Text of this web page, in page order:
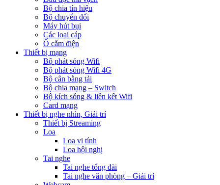
Bộ chia tín hiệu
Bộ chuyển đổi
Máy hút bụi
Các loại cáp
Ổ cắm điện
Thiết bị mạng
Bộ phát sóng Wifi
Bộ phát sóng Wifi 4G
Bộ cân bằng tải
Bộ chia mạng – Switch
Bộ kích sóng & liên kết Wifi
Card mạng
Thiết bị nghe nhìn, Giải trí
Thiết bị Streaming
Loa
Loa vi tính
Loa hội nghị
Tai nghe
Tai nghe tổng đài
Tai nghe văn phòng – Giải trí